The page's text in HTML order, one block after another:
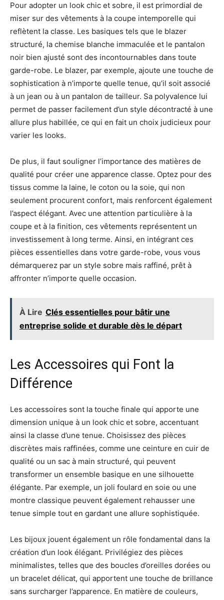
Pour adopter un look chic et sobre, il est primordial de
miser sur des vêtements à la coupe intemporelle qui
reflètent la classe. Les basiques tels que le blazer
structuré, la chemise blanche immaculée et le pantalon
noir bien ajusté sont des incontournables dans toute
garde-robe. Le blazer, par exemple, ajoute une touche de
sophistication à n’importe quelle tenue, qu’il soit associé
à un jean ou à un pantalon de tailleur. Sa polyvalence lui
permet de passer facilement d’un style décontracté à une
allure plus habillée, ce qui en fait un choix judicieux pour
varier les looks.
De plus, il faut souligner l’importance des matières de
qualité pour créer une apparence classe. Optez pour des
tissus comme la laine, le coton ou la soie, qui non
seulement procurent confort, mais renforcent également
l’aspect élégant. Avec une attention particulière à la
coupe et à la finition, ces vêtements représentent un
investissement à long terme. Ainsi, en intégrant ces
pièces essentielles dans votre garde-robe, vous vous
démarquerez par un style sobre mais raffiné, prêt à
affronter n’importe quelle occasion.
À Lire Clés essentielles pour bâtir une
entreprise solide et durable dès le départ
Les Accessoires qui Font la
Différence
Les accessoires sont la touche finale qui apporte une
dimension unique à un look chic et sobre, accentuant
ainsi la classe d’une tenue. Choisissez des pièces
discrètes mais raffinées, comme une ceinture en cuir de
qualité ou un sac à main structuré, qui peuvent
transformer un ensemble basique en une silhouette
élégante. Par exemple, un joli foulard en soie ou une
montre classique peuvent également rehausser une
tenue simple tout en gardant une allure sophistiquée.
Les bijoux jouent également un rôle fondamental dans la
création d’un look élégant. Privilégiez des pièces
minimalistes, telles que des boucles d’oreilles dorées ou
un bracelet délicat, qui apportent une touche de brillance
sans surcharger l’apparence. En matière de couleurs,